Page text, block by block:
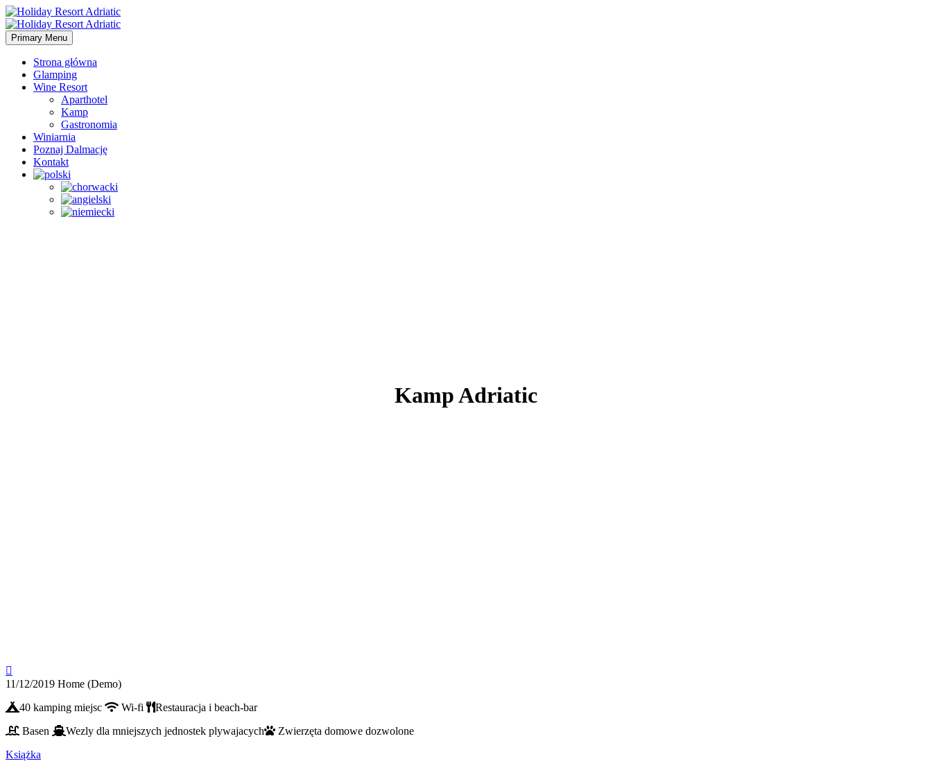
Primary Menu
Strona główna
Glamping
Wine Resort
Aparthotel
Kamp
Gastronomia
Winiarnia
Poznaj Dalmację
Kontakt
Kamp Adriatic

11/12/2019 Home (Demo)
40 kamping miejsc
Wi-fi
Restauracja i beach-bar
Basen
Wezly dla mniejszych jednostek plywajacych
Zwierzęta domowe dozwolone
Książka